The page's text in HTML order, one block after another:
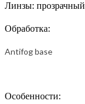
Линзы:
Обработка:
Antifog base
Особенности: